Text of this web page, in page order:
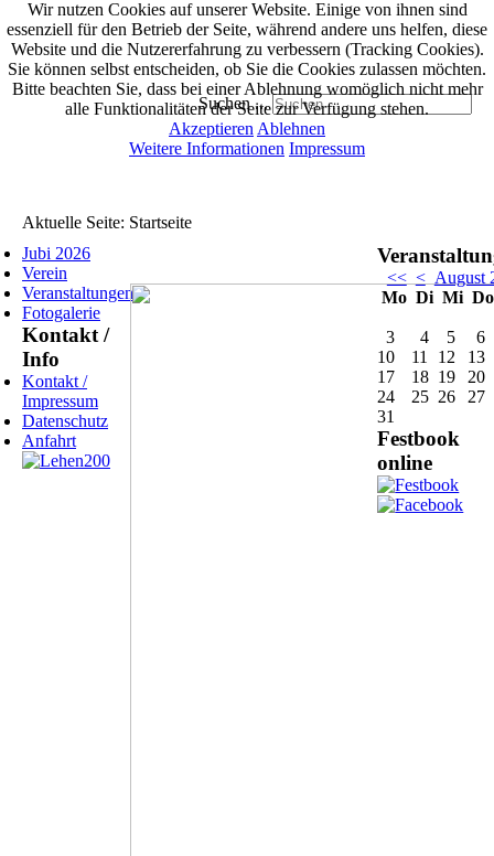
Suchen ...
Aktuelle Seite: Startseite
Jubi 2026
Verein
Veranstaltungen
Fotogalerie
Kontakt /
Info
Kontakt /
Impressum
Datenschutz
Anfahrt
<< < August
Mo Di Mi
3 4 5
6
10
11 12
13
17
18 19
20
24
25 26
27
31
Festbook
online
Wir nutzen Cookies auf unserer Website. Einige von ihnen sind
essenziell für den Betrieb der Seite, während andere uns helfen, diese
Website und die Nutzererfahrung zu verbessern (Tracking Cookies).
Sie können selbst entscheiden, ob Sie die Cookies zulassen möchten.
Bitte beachten Sie, dass bei einer Ablehnung womöglich nicht mehr
alle Funktionalitäten der Seite zur Verfügung stehen.
Akzeptieren Ablehnen
Weitere Informationen Impressum